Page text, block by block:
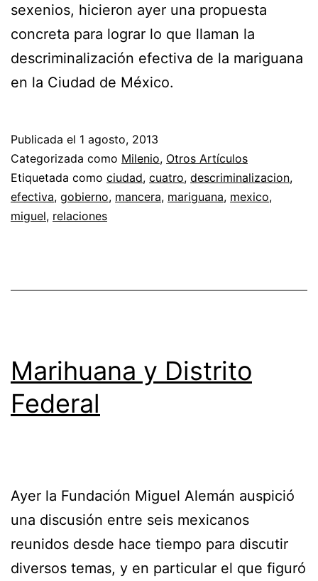
sexenios, hicieron ayer una propuesta
concreta para lograr lo que llaman la
descriminalización efectiva de la mariguana
en la Ciudad de México.
Publicada el 1 agosto, 2013
Categorizada como Milenio, Otros Artículos
Etiquetada como ciudad, cuatro, descriminalizacion,
efectiva, gobierno, mancera, mariguana, mexico,
miguel, relaciones
Marihuana y Distrito
Federal
Ayer la Fundación Miguel Alemán auspició
una discusión entre seis mexicanos
reunidos desde hace tiempo para discutir
diversos temas, y en particular el que figuró